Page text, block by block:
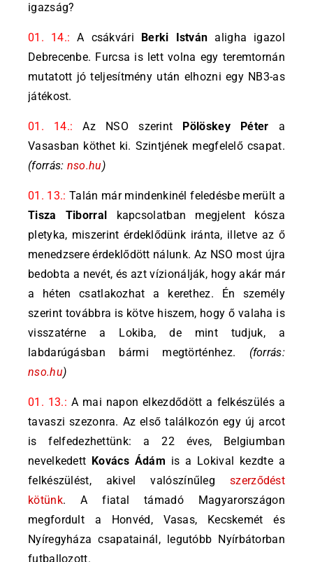
igazság?
01. 14.:A csákvári Berki István aligha igazol
Debrecenbe. Furcsa is lett volna egy teremtornán
mutatott jó teljesítmény után elhozni egy NB3-as
játékost.
01. 14.:Az NSO szerint Pölöskey Péter a
Vasasban köthet ki. Szintjének megfelelő csapat.
(forrás: nso.hu)
01. 13.:Talán már mindenkinél feledésbe merült a
Tisza Tiborral kapcsolatban megjelent kósza
pletyka, miszerint érdeklődünk iránta, illetve az ő
menedzsere érdeklődött nálunk. Az NSO most újra
bedobta a nevét, és azt vízionálják, hogy akár már
a héten csatlakozhat a kerethez. Én személy
szerint továbbra is kötve hiszem, hogy ő valaha is
visszatérne a Lokiba, de mint tudjuk, a
labdarúgásban bármi megtörténhez. (forrás:
nso.hu)
01. 13.: A mai napon elkezdődött a felkészülés a
tavaszi szezonra. Az első találkozón egy új arcot
is felfedezhettünk: a 22 éves, Belgiumban
nevelkedett Kovács Ádám is a Lokival kezdte a
felkészülést, akivel valószínűleg szerződést
kötünk. A fiatal támadó Magyarországon
megfordult a Honvéd, Vasas, Kecskemét és
Nyíregyháza csapatainál, legutóbb Nyírbátorban
futballozott.